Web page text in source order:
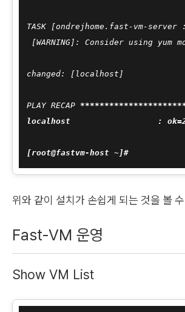
TASK [ondrejhome.fast-vm-
[WARNING]: Consider using yum
changed: [localhost]
PLAY RECAP ********************
localhost                  : ok=28
[root@fastvm-host ~]#
위와 같이 설치가 손쉽게 되는 것을 볼
Fast-VM 운영
Show VM List